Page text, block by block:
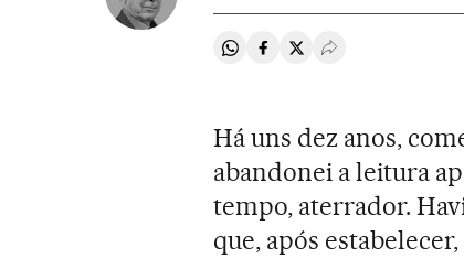
Compartir en Whatsapp
Compartir en Facebook
Compartir en Twitter
Desplegar Redes
Há uns dez anos,
abandonei a leitura
tempo, aterrador.
que, após